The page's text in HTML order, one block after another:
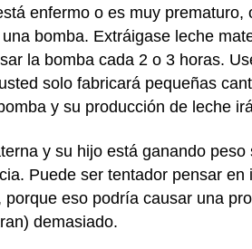
enfermo o es muy
bomba. Extráigase leche
la bomba cada 2 o 3 horas.
solo fabricará pequeñas
y su producción de leche
y su hijo está ganando
Puede ser tentador pensar
eso podría causar una
demasiado.